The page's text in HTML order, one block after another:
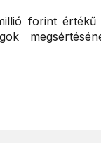
forint értékű